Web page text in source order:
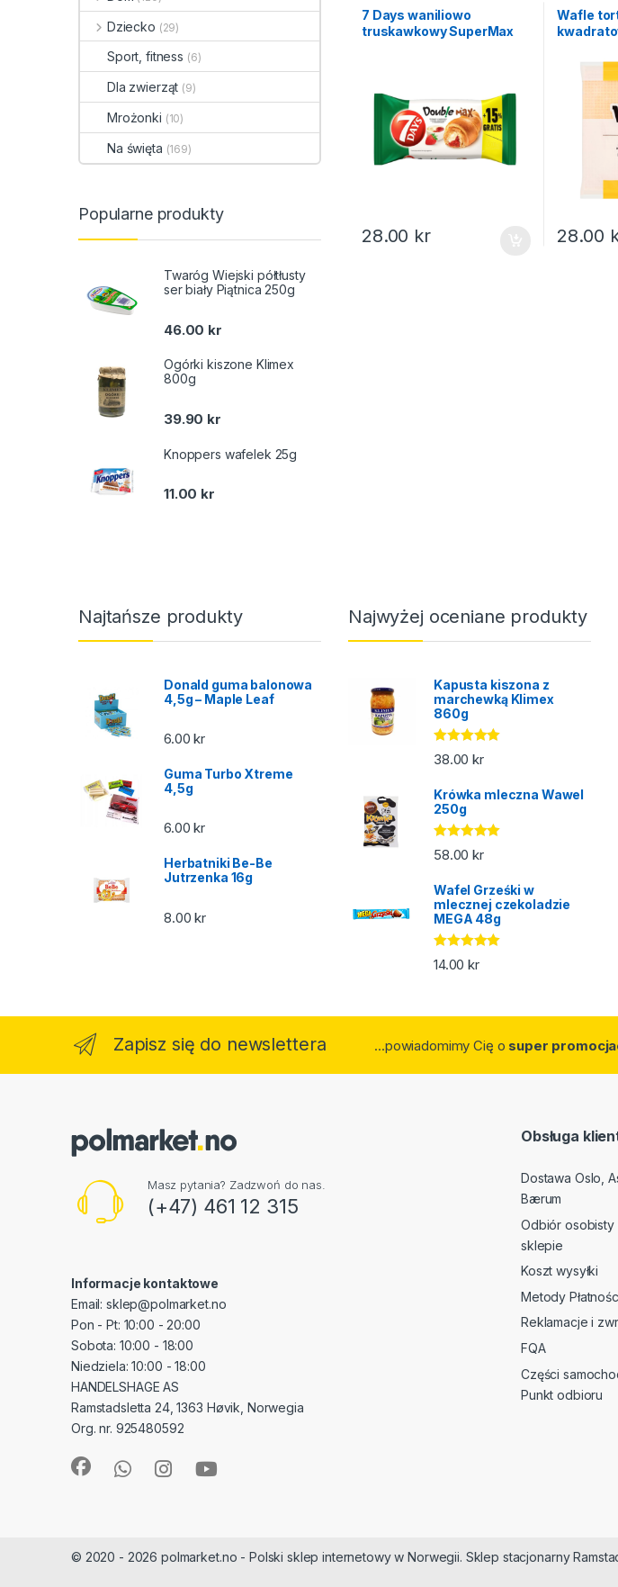
7 Days waniliowo
truskawkowy SuperMax
28.00 kr
Wafle
28.00
Dziecko (29)
Sport, fitness (6)
Dla zwierząt (9)
Mrożonki (10)
Na święta (169)
Popularne produkty
Twaróg Wiejski półtłusty
ser biały Piątnica 250g
46.00 kr
Ogórki kiszone Klimex
800g
39.90 kr
Knoppers wafelek 25g
11.00 kr
Najtańsze produkty
Donald guma balonowa
4,5g – Maple Leaf
6.00kr
Guma Turbo Xtreme
4,5g
6.00kr
Herbatniki Be-Be
Jutrzenka 16g
8.00kr
Najwyżej oceniane produkty
Kapusta kiszona z
marchewką Klimex
860g
Oceniono
5.00na 5
38.00kr
Krówka mleczna Wawel
250g
Oceniono
5.00na 5
58.00kr
Wafel Grześki w
mlecznej czekoladzie
MEGA 48g
Oceniono
5.00na 5
14.00kr
Zapisz się do newslettera ...powiadomimy Cię o super
Masz pytania? Zadzwoń do nas.
(+47) 461 12 315
Informacje kontaktowe
Email: sklep@polmarket.no
Pon - Pt: 10:00 - 20:00
Sobota: 10:00 - 18:00
Niedziela: 10:00 - 18:00
HANDELSHAGE AS
Ramstadsletta 24, 1363 Høvik, Norwegia
Org. nr. 925480592
Obsługa
Dostawa Oslo,
Bærum
Odbiór osobisty
sklepie
Koszt wysyłki
Metody
Reklamacje i
FQA
Części
Punkt odbioru
© 2020 - 2026 polmarket.no - Polski sklep internetowy w Norwegii. Sklep stacjonarny